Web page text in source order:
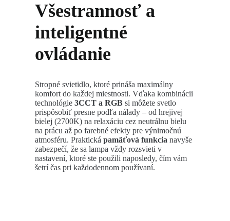
Všestrannosť a
inteligentné
ovládanie
Stropné svietidlo, ktoré prináša maximálny
komfort do každej miestnosti. Vďaka kombinácii
technológie 3CCT a RGB si môžete svetlo
prispôsobiť presne podľa nálady – od hrejivej
bielej (2700K) na relaxáciu cez neutrálnu bielu
na prácu až po farebné efekty pre výnimočnú
atmosféru. Praktická pamäťová funkcia navyše
zabezpečí, že sa lampa vždy rozsvieti v
nastavení, ktoré ste použili naposledy, čím vám
šetrí čas pri každodennom používaní.